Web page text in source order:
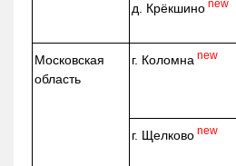
д. Крёкшино new
Московская
область
г. Коломна new
г. Щелково new